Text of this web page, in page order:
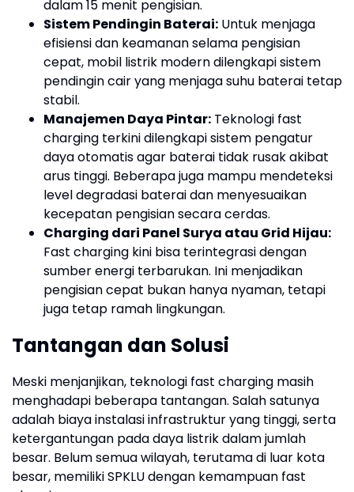
dalam 15 menit pengisian.
Sistem Pendingin Baterai: Untuk menjaga
efisiensi dan keamanan selama pengisian
cepat, mobil listrik modern dilengkapi sistem
pendingin cair yang menjaga suhu baterai tetap
stabil.
Manajemen Daya Pintar: Teknologi fast
charging terkini dilengkapi sistem pengatur
daya otomatis agar baterai tidak rusak akibat
arus tinggi. Beberapa juga mampu mendeteksi
level degradasi baterai dan menyesuaikan
kecepatan pengisian secara cerdas.
Charging dari Panel Surya atau Grid Hijau:
Fast charging kini bisa terintegrasi dengan
sumber energi terbarukan. Ini menjadikan
pengisian cepat bukan hanya nyaman, tetapi
juga tetap ramah lingkungan.
Tantangan dan Solusi
Meski menjanjikan, teknologi fast charging masih
menghadapi beberapa tantangan. Salah satunya
adalah biaya instalasi infrastruktur yang tinggi, serta
ketergantungan pada daya listrik dalam jumlah
besar. Belum semua wilayah, terutama di luar kota
besar, memiliki SPKLU dengan kemampuan fast